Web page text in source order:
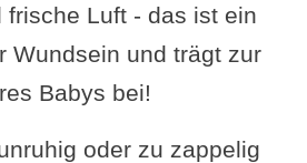
frische Luft - das ist ein
Wundsein und trägt zur
Babys bei!
oder zu zappelig